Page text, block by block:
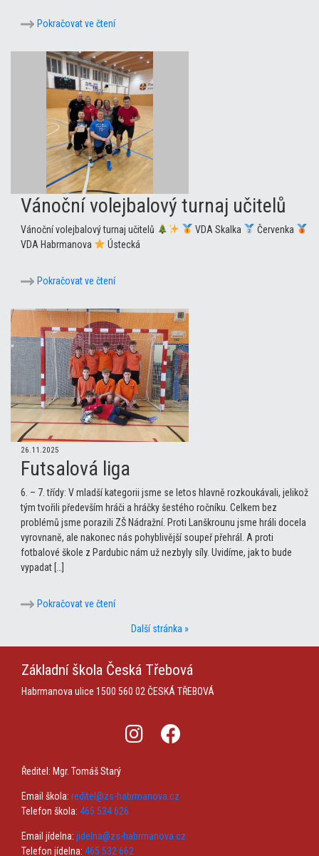
Pokračovat ve čtení
Vánoční volejbalový turnaj učitelů
Vánoční volejbalový turnaj učitelů VDA Skalka
Červenka
VDA Habrmanova
Ústecká
Pokračovat ve čtení
26.11.2025
Futsalová liga
6. – 7. třídy: V mladší kategorii jsme se letos hlavně rozkoukávali, jelikož
tým tvořili především hráči a hráčky šestého ročníku. Celkem bez
problémů jsme porazili ZŠ Nádražní. Proti Lanškrounu jsme hráli docela
vyrovnaně, ale nakonec nás pohyblivější soupeř přehrál. A proti
fotbalové škole z Pardubic nám už nezbyly síly. Uvidíme, jak to bude
vypadat […]
Pokračovat ve čtení
Další stránka »
Základní škola Česká Třebová
Habrmanova ulice 1500 560 02 ČESKÁ TŘEBOVÁ
Ředitel: Mgr. Tomáš Starý
Email škola: reditel@zs-habrmanova.cz
Telefon škola: 465 534 626
Email jídelna: jidelna@zs-habrmanova.cz
Telefon jídelna: 465 532 662